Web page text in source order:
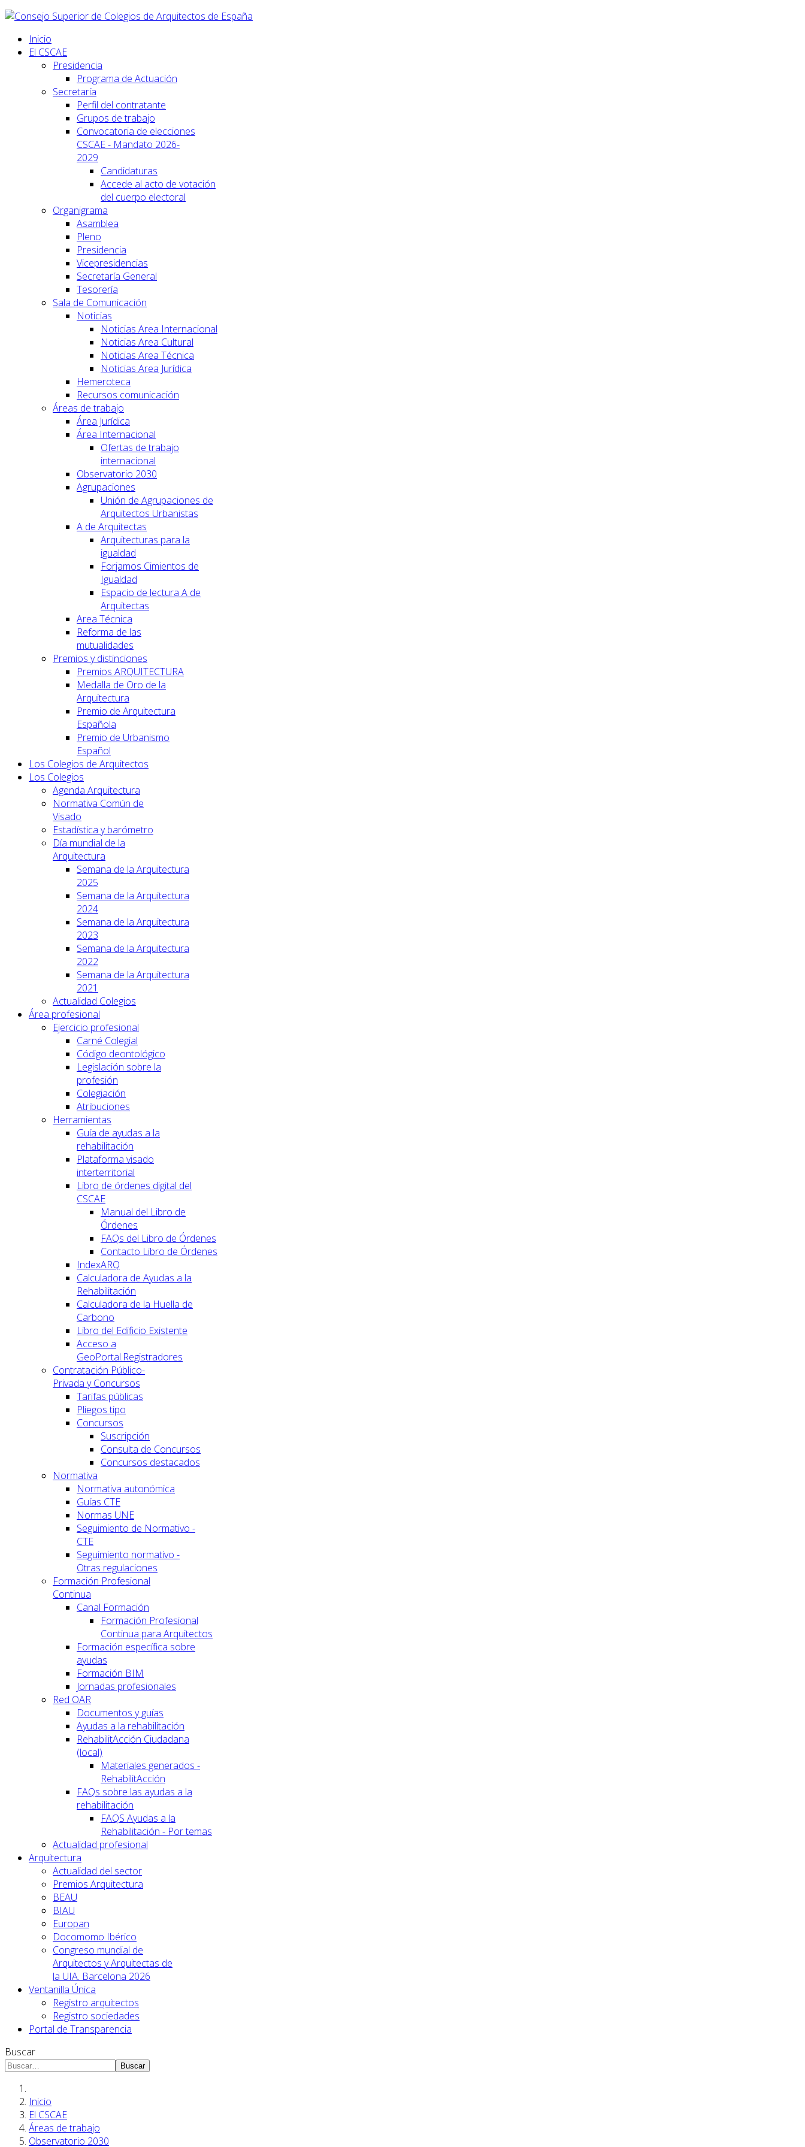
Inicio
El CSCAE
Presidencia
Programa de Actuación
Secretaría
Perfil del contratante
Grupos de trabajo
Convocatoria de elecciones
CSCAE - Mandato 2026-
2029
Candidaturas
Accede al acto de votación
del cuerpo electoral
Organigrama
Asamblea
Pleno
Presidencia
Vicepresidencias
Secretaría General
Tesorería
Sala de Comunicación
Noticias
Noticias Area Internacional
Noticias Area Cultural
Noticias Area Técnica
Noticias Area Jurídica
Hemeroteca
Recursos comunicación
Áreas de trabajo
Área Jurídica
Área Internacional
Ofertas de trabajo
internacional
Observatorio 2030
Agrupaciones
Unión de Agrupaciones de
Arquitectos Urbanistas
A de Arquitectas
Arquitecturas para la
igualdad
Forjamos Cimientos de
Igualdad
Espacio de lectura A de
Arquitectas
Area Técnica
Reforma de las
mutualidades
Premios y distinciones
Premios ARQUITECTURA
Medalla de Oro de la
Arquitectura
Premio de Arquitectura
Española
Premio de Urbanismo
Español
Los Colegios de Arquitectos
Los Colegios
Agenda Arquitectura
Normativa Común de
Visado
Estadística y barómetro
Día mundial de la
Arquitectura
Semana de la Arquitectura
2025
Semana de la Arquitectura
2024
Semana de la Arquitectura
2023
Semana de la Arquitectura
2022
Semana de la Arquitectura
2021
Actualidad Colegios
Área profesional
Ejercicio profesional
Carné Colegial
Código deontológico
Legislación sobre la
profesión
Colegiación
Atribuciones
Herramientas
Guía de ayudas a la
rehabilitación
Plataforma visado
interterritorial
Libro de órdenes digital del
CSCAE
Manual del Libro de
Órdenes
FAQs del Libro de Órdenes
Contacto Libro de Órdenes
IndexARQ
Calculadora de Ayudas a la
Rehabilitación
Calculadora de la Huella de
Carbono
Libro del Edificio Existente
Acceso a
GeoPortal.Registradores
Contratación Público-
Privada y Concursos
Tarifas públicas
Pliegos tipo
Concursos
Suscripción
Consulta de Concursos
Concursos destacados
Normativa
Normativa autonómica
Guías CTE
Normas UNE
Seguimiento de Normativo -
CTE
Seguimiento normativo -
Otras regulaciones
Formación Profesional
Continua
Canal Formación
Formación Profesional
Continua para Arquitectos
Formación específica sobre
ayudas
Formación BIM
Jornadas profesionales
Red OAR
Documentos y guías
Ayudas a la rehabilitación
RehabilitAcción Ciudadana
(local)
Materiales generados -
RehabilitAcción
FAQs sobre las ayudas a la
rehabilitación
FAQS Ayudas a la
Rehabilitación - Por temas
Actualidad profesional
Arquitectura
Actualidad del sector
Premios Arquitectura
BEAU
BIAU
Europan
Docomomo Ibérico
Congreso mundial de
Arquitectos y Arquitectas de
la UIA. Barcelona 2026
Ventanilla Única
Registro arquitectos
Registro sociedades
Portal de Transparencia
Buscar
Buscar
Inicio
El CSCAE
Áreas de trabajo
Observatorio 2030